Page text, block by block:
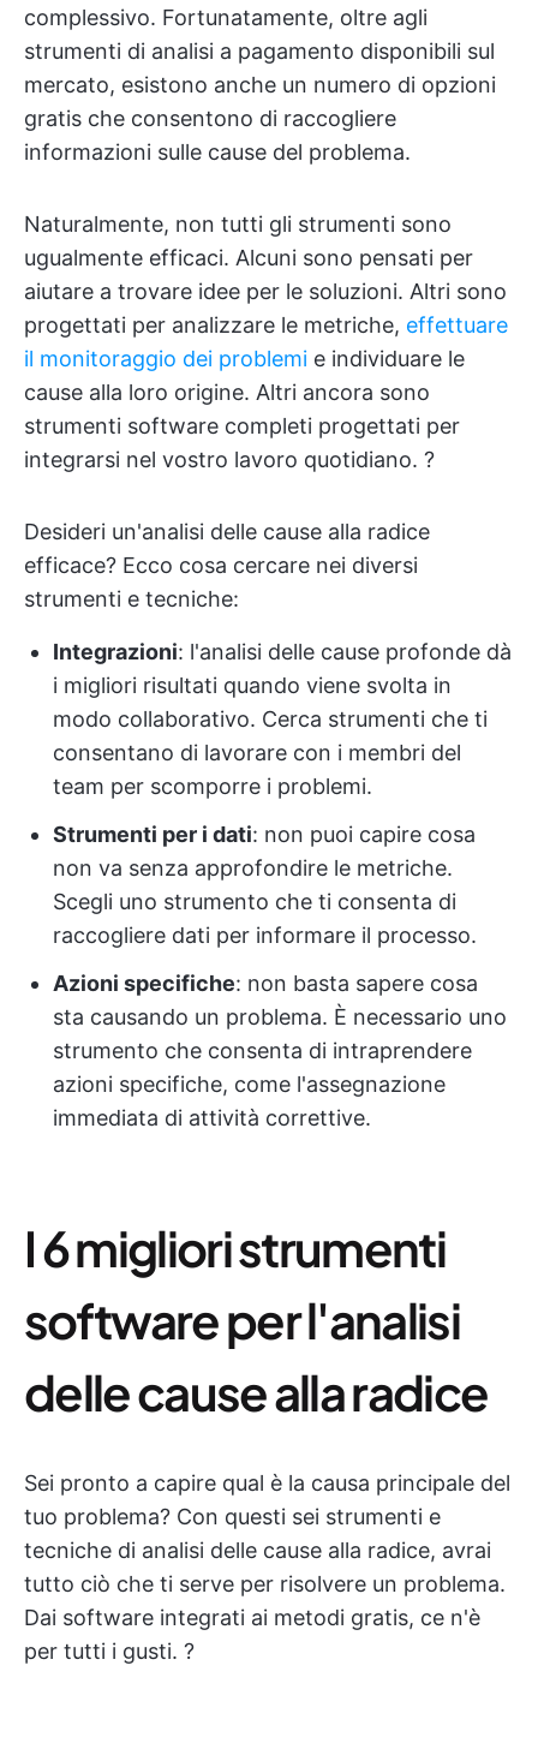
complessivo. Fortunatamente, oltre agli
strumenti di analisi a pagamento disponibili sul
mercato, esistono anche un numero di opzioni
gratis che consentono di raccogliere
informazioni sulle cause del problema.
Naturalmente, non tutti gli strumenti sono
ugualmente efficaci. Alcuni sono pensati per
aiutare a trovare idee per le soluzioni. Altri sono
progettati per analizzare le metriche, effettuare
il monitoraggio dei problemi e individuare le
cause alla loro origine. Altri ancora sono
strumenti software completi progettati per
integrarsi nel vostro lavoro quotidiano. ?️
Desideri un'analisi delle cause alla radice
efficace? Ecco cosa cercare nei diversi
strumenti e tecniche:
Integrazioni: l'analisi delle cause profonde dà
i migliori risultati quando viene svolta in
modo collaborativo. Cerca strumenti che ti
consentano di lavorare con i membri del
team per scomporre i problemi.
Strumenti per i dati: non puoi capire cosa
non va senza approfondire le metriche.
Scegli uno strumento che ti consenta di
raccogliere dati per informare il processo.
Azioni specifiche: non basta sapere cosa
sta causando un problema. È necessario uno
strumento che consenta di intraprendere
azioni specifiche, come l'assegnazione
immediata di attività correttive.
I 6 migliori strumenti
software per l'analisi
delle cause alla radice
Sei pronto a capire qual è la causa principale del
tuo problema? Con questi sei strumenti e
tecniche di analisi delle cause alla radice, avrai
tutto ciò che ti serve per risolvere un problema.
Dai software integrati ai metodi gratis, ce n'è
per tutti i gusti. ?